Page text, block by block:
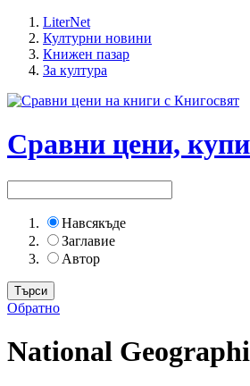
LiterNet
Културни новини
Книжен пазар
За култура
Сравни цени,
Навсякъде
Заглавие
Автор
Обратно
National